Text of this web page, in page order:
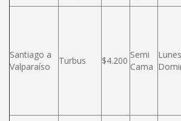
Santiago a
Valparaíso
Turbus $4.200
Semi
Cama